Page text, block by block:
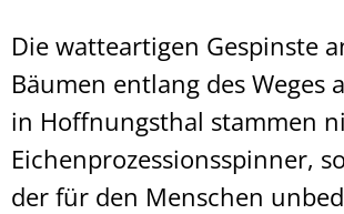
Die watteartigen Gespinste
Bäumen entlang des Weges
in Hoffnungsthal stammen
Eichenprozessionsspinner,
der für den Menschen